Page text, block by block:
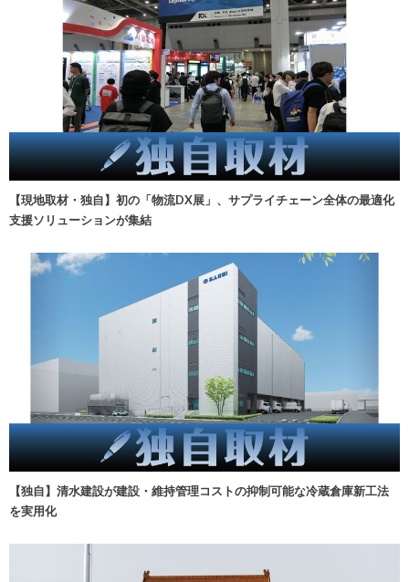
【現地取材・独自】初の「物流DX展」、サプライチェーン全体の最適化
支援ソリューションが集結
【独自】清水建設が建設・維持管理コストの抑制可能な冷蔵倉庫新工法
を実用化